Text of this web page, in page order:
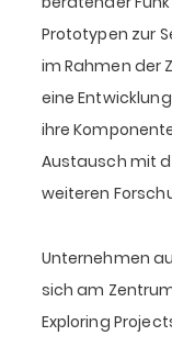
Prototypen zur
im Rahmen der
eine
ihre
Austausch mit
weiteren
Unternehmen
sich am
Exploring